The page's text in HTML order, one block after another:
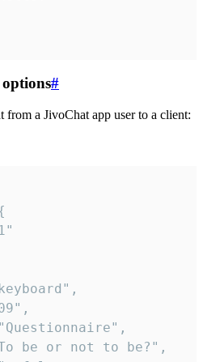
#
from a JivoChat app user to a client: